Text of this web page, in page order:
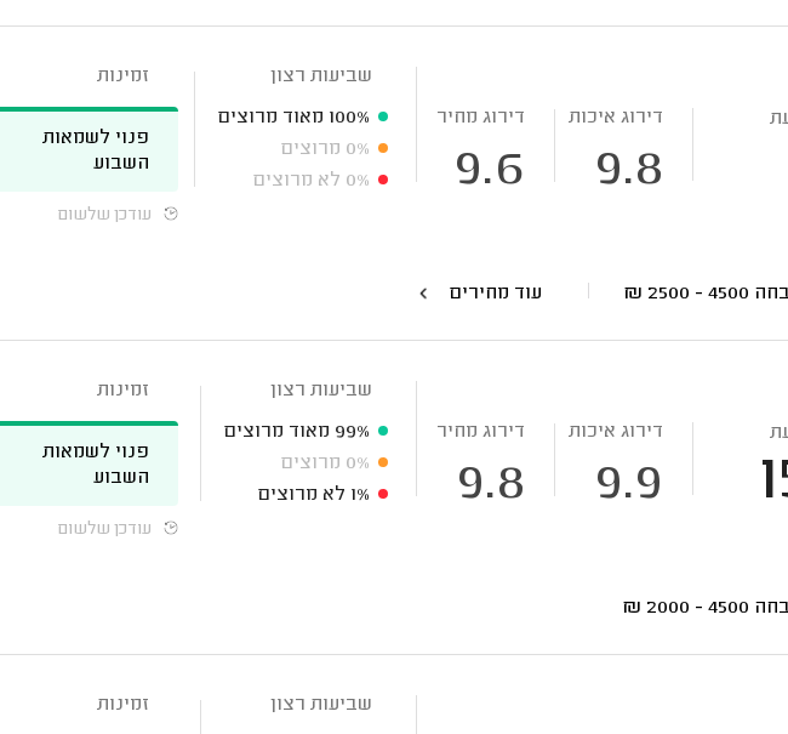
דירוג איכות
9.8
דירוג מחיר
9.6
שביעות רצון
100% מאוד מרוצים
0% מרוצים
0% לא מרוצים
זמינות
פנוי לשמאות
השבוע
עודכן שלשום
4500 - 2500
₪ עוד מחירים
דירוג איכות
9.9
דירוג מחיר
9.8
שביעות רצון
99% מאוד מרוצים
0% מרוצים
1% לא מרוצים
זמינות
פנוי לשמאות
השבוע
עודכן שלשום
4500 - 2000
₪
שביעות רצון
זמינות